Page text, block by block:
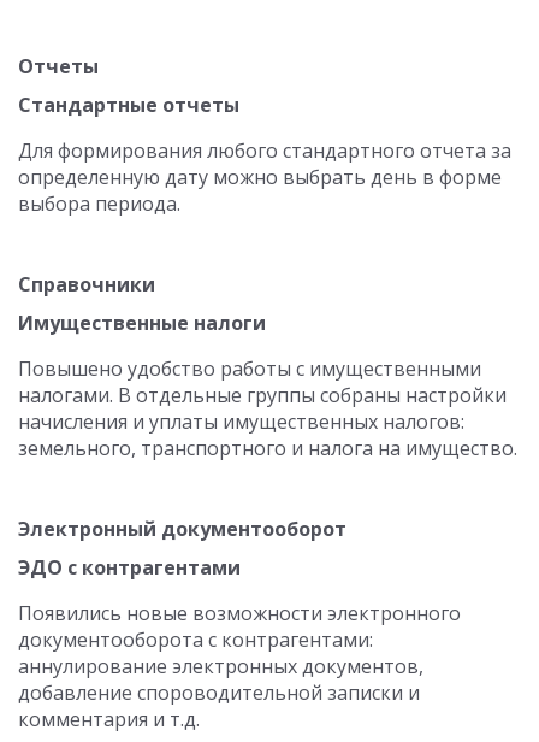
Отчеты
Стандартные отчеты
Для формирования любого стандартного отчета за
определенную дату можно выбрать день в форме
выбора периода.
Справочники
Имущественные налоги
Повышено удобство работы с имущественными
налогами. В отдельные группы собраны настройки
начисления и уплаты имущественных налогов:
земельного, транспортного и налога на имущество.
Электронный документооборот
ЭДО с контрагентами
Появились новые возможности электронного
документооборота с контрагентами:
аннулирование электронных документов,
добавление спороводительной записки и
комментария и т.д.